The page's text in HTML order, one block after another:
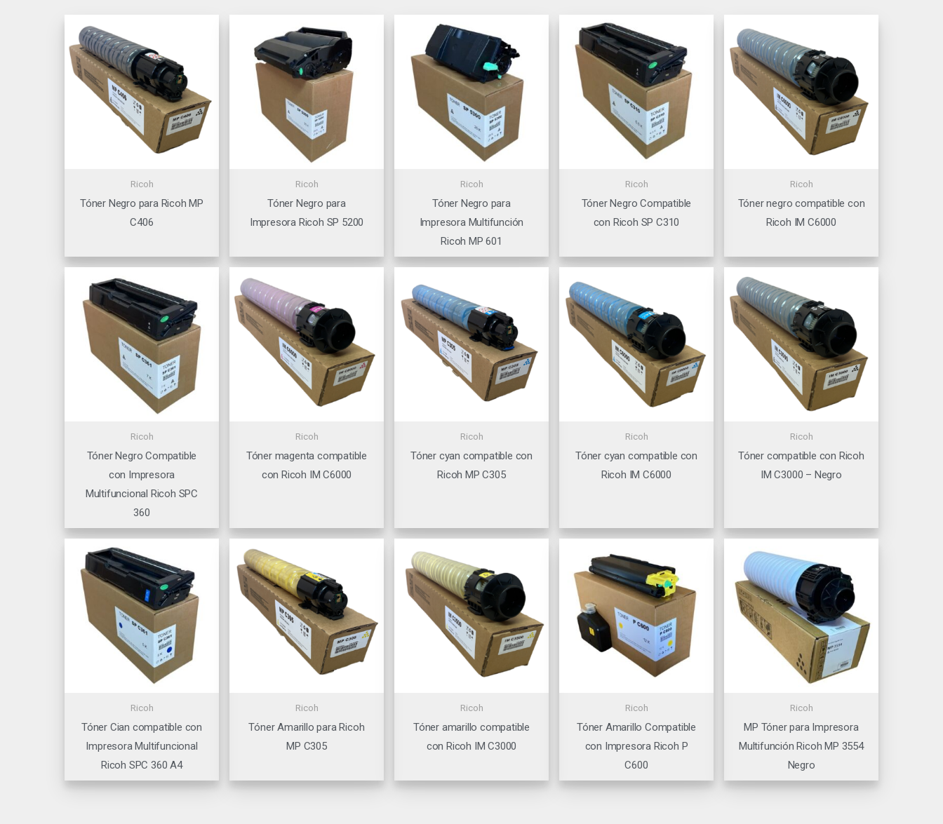
Ricoh
Tóner Negro para Ricoh MP
C406
Ricoh
Tóner Negro para
Impresora Ricoh SP 5200
Ricoh
Tóner Negro para
Impresora Multifunción
Ricoh MP 601
Ricoh
Tóner Negro Compatible
con Ricoh SP C310
Ricoh
Tóner negro compatible con
Ricoh IM C6000
Ricoh
Tóner Negro Compatible
con Impresora
Multifuncional Ricoh SPC
360
Ricoh
Tóner magenta compatible
con Ricoh IM C6000
Ricoh
Tóner cyan compatible con
Ricoh MP C305
Ricoh
Tóner cyan compatible con
Ricoh IM C6000
Ricoh
Tóner compatible con Ricoh
IM C3000 – Negro
Ricoh
Tóner Cian compatible con
Impresora Multifuncional
Ricoh SPC 360 A4
Ricoh
Tóner Amarillo para Ricoh
MP C305
Ricoh
Tóner amarillo compatible
con Ricoh IM C3000
Ricoh
Tóner Amarillo Compatible
con Impresora Ricoh P
C600
Ricoh
MP Tóner para Impresora
Multifunción Ricoh MP 3554
Negro